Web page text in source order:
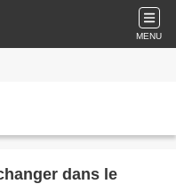
MENU
dans le